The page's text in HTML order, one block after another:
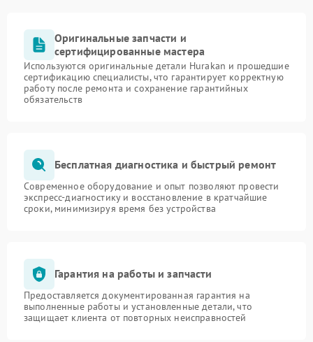
Оригинальные запчасти и
сертифицированные мастера
Используются оригинальные детали Hurakan и прошедшие
сертификацию специалисты, что гарантирует корректную
работу после ремонта и сохранение гарантийных
обязательств
Бесплатная диагностика и быстрый ремонт
Современное оборудование и опыт позволяют провести
экспресс-диагностику и восстановление в кратчайшие
сроки, минимизируя время без устройства
Гарантия на работы и запчасти
Предоставляется документированная гарантия на
выполненные работы и установленные детали, что
защищает клиента от повторных неисправностей